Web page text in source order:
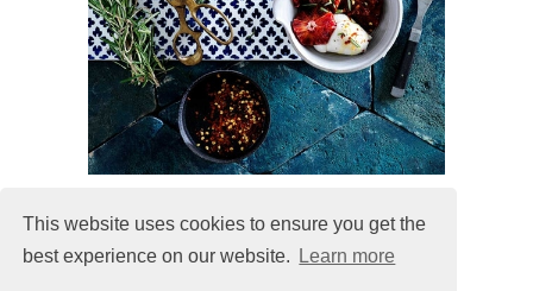
This website uses cookies to ensure you get the
best experience on our website.
Learn more
MALIN@MALINLANDQVIST.SE